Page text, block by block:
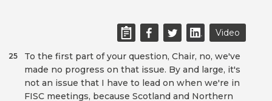
Video
To the first part of your question, Chair, no, we've
made no progress on that issue. By and large, it's
not an issue that I have to lead on when we're in
FISC meetings, because Scotland and Northern
25